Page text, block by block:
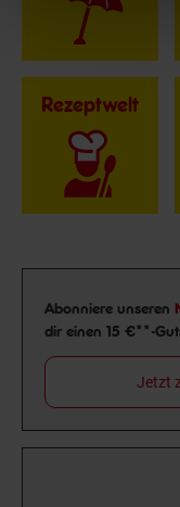
Rezeptwelt
Newsletter
Abonniere unseren
dir einen 15 €**-
Jetzt